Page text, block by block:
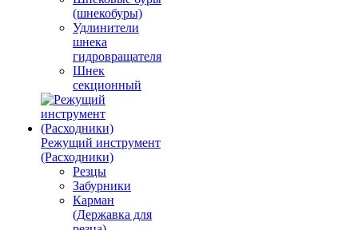
(шнекобуры)
Удлинители
шнека
гидровращателя
Шнек
секционный
Режущий инструмент
(Расходники)
Резцы
Забурники
Карман
(Державка для